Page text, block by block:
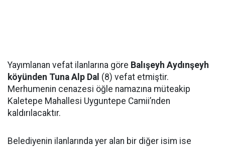
Yayımlanan vefat ilanlarına göre Balışeyh Aydınşeyh
köyünden Tuna Alp Dal (8) vefat etmiştir.
Merhumenin cenazesi öğle namazına müteakip
Kaletepe Mahallesi Uyguntepe Camii’nden
kaldırılacaktır.
Belediyenin ilanlarında yer alan bir diğer isim ise